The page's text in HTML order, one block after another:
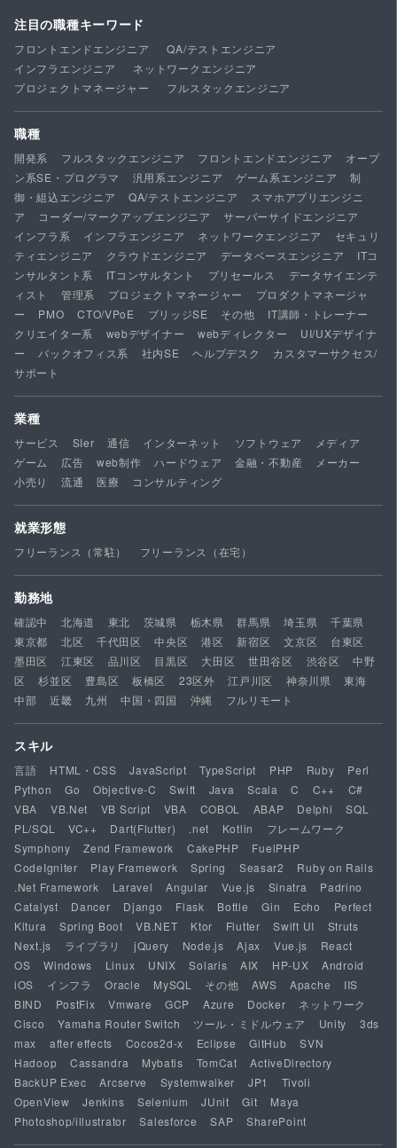
注目の職種キーワード
フロントエンドエンジニア
QA/テストエンジニア
インフラエンジニア
ネットワークエンジニア
プロジェクトマネージャー
フルスタックエンジニア
職種
開発系 フルスタックエンジニア フロントエンドエンジニア
オープ
ン系SE・プログラマ
汎用系エンジニア ゲーム系エンジニア
制
御・組込エンジニア
QA/テストエンジニア
スマホアプリエンジニ
ア
コーダー/マークアップエンジニア
サーバーサイドエンジニア
インフラ系
インフラエンジニア ネットワークエンジニア
セキュリ
ティエンジニア
クラウドエンジニア データベースエンジニア
ITコ
ンサルタント系
ITコンサルタント プリセールス
データサイエンテ
ィスト
管理系 プロジェクトマネージャー
プロダクトマネージャ
ー
PMO CTO/VPoE ブリッジSE その他
IT講師・トレーナー
クリエイター系
webデザイナー webディレクター
UI/UXデザイナ
ー
バックオフィス系 社内SE ヘルプデスク
カスタマーサクセス/
サポート
業種
サービス SIer 通信 インターネット ソフトウェア
メディア
ゲーム
広告 web制作 ハードウェア 金融・不動産
メーカー
小売り
流通 医療 コンサルティング
就業形態
フリーランス（常駐） フリーランス（在宅）
勤務地
確認中 北海道 東北 茨城県 栃木県 群馬県 埼玉県
千葉県
東京都
北区 千代田区 中央区 港区 新宿区 文京区
台東区
墨田区
江東区 品川区 目黒区 大田区 世田谷区 渋谷区
中野
区
杉並区 豊島区 板橋区 23区外 江戸川区 神奈川県
東海
中部
近畿 九州 中国・四国 沖縄 フルリモート
スキル
言語 HTML・CSS JavaScript TypeScript PHP Ruby
Perl
Python
Go Objective-C Swift Java Scala C C++
C#
VBA
VB.Net VB Script VBA COBOL ABAP Delphi
SQL
PL/SQL
VC++ Dart(Flutter) .net Kotlin
フレームワーク
Symphony
Zend Framework CakePHP
FuelPHP
CodeIgniter
Play Framework Spring Seasar2
Ruby on Rails
.Net Framework
Laravel Angular Vue.js Sinatra
Padrino
Catalyst
Dancer Django Flask Bottle Gin Echo
Perfect
Kitura
Spring Boot VB.NET Ktor Flutter Swift UI
Struts
Next.js
ライブラリ jQuery Node.js Ajax Vue.js
React
OS
Windows Linux UNIX Solaris AIX HP-UX
Android
iOS
インフラ Oracle MySQL その他 AWS Apache
IIS
BIND
PostFix Vmware GCP Azure Docker
ネットワーク
Cisco
Yamaha Router Switch ツール・ミドルウェア Unity
3ds
max
after effects Cocos2d-x Eclipse GitHub
SVN
Hadoop
Cassandra Mybatis TomCat
ActiveDirectory
BackUP Exec
Arcserve Systemwalker JP1
Tivoli
OpenView
Jenkins Selenium JUnit Git
Maya
Photoshop/illustrator
Salesforce SAP SharePoint